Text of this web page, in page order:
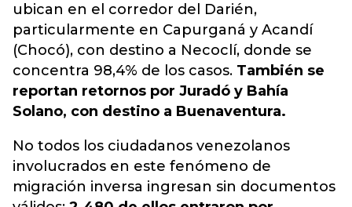
ubican en el corredor del Darién,
particularmente en Capurganá y Acandí
(Chocó), con destino a Necoclí, donde se
concentra 98,4% de los casos. También se
reportan retornos por Juradó y Bahía
Solano, con destino a Buenaventura.
No todos los ciudadanos venezolanos
involucrados en este fenómeno de
migración inversa ingresan sin documentos